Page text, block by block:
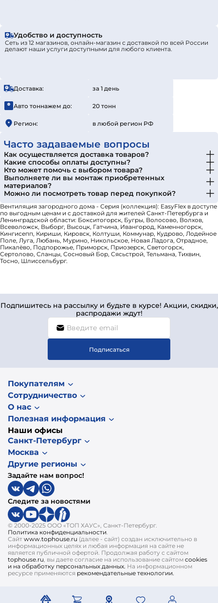
Удобство и доступность
Сеть из 12 магазинов, онлайн-магазин с доставкой по всей России
делают наши услуги доступными для любого клиента.
Доставка: за 1 день
Авто тоннажем до: 20 тонн
Регион: в любой регион РФ
Часто задаваемые вопросы
Как осуществляется доставка товаров?
Какие способы оплаты доступны?
Кто может помочь с выбором товара?
Выполняете ли вы монтаж приобретенных
материалов?
Можно ли посмотреть товар перед покупкой?
Вентиляция загородного дома - Серия (коллекция): EasyFlex в доступе
по выгодным ценам и с доставкой для жителей Санкт-Петербурга и
Ленинградской области: Бокситогорск, Бугры, Волосово, Волхов,
Всеволожск, Выборг, Высоцк, Гатчина, Ивангород, Каменногорск,
Кингисепп, Кириши, Кировск, Колтуши, Коммунар, Кудрово, Лодейное
Поле, Луга, Любань, Мурино, Никольское, Новая Ладога, Отрадное,
Пикалёво, Подпорожье, Приморск, Приозерск, Светогорск,
Сертолово, Сланцы, Сосновый Бор, Сясьстрой, Тельмана, Тихвин,
Тосно, Шлиссельбург.
Подпишитесь на рассылку и будьте в курсе! Акции, скидки,
распродажи ждут!
Подписаться
Покупателям
Сотрудничество
О нас
Полезная информация
Наши офисы
Санкт-Петербург
Москва
Другие регионы
Задайте нам вопрос!
Следите за новостями
© 2000-2025 ООО «ТОП ХАУС», Санкт-Петербург.
Политика конфиденциальности.
Сайт www.tophouse.ru (далее - сайт) создан исключительно в
информационных целях и любая информация на сайте не
является публичной офертой. Продолжая работу с сайтом
tophouse.ru, вы даете согласие на использование сайтом cookies
и на обработку персональных данных. На информационном
ресурсе применяются рекомендательные технологии.